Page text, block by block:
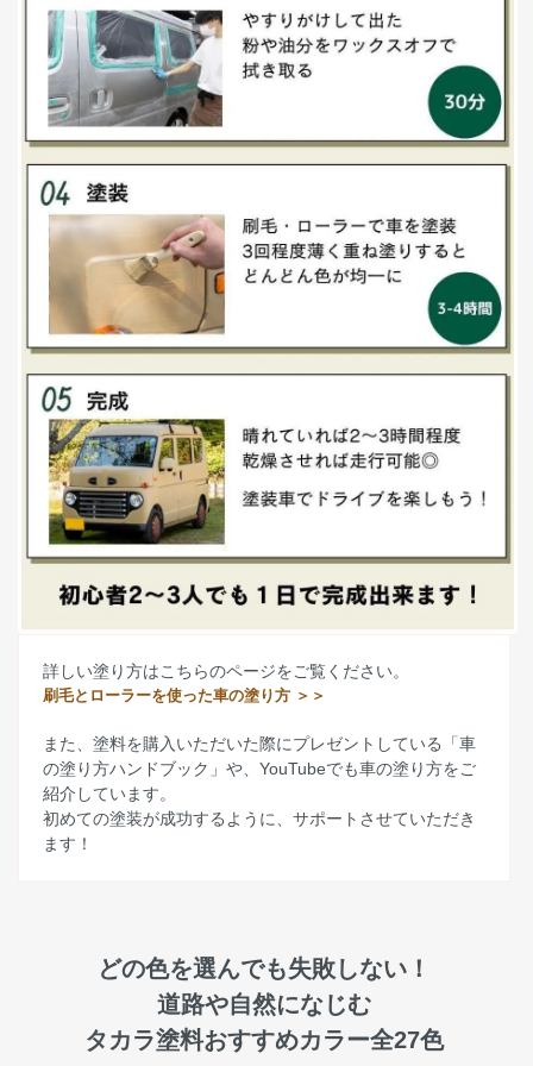
詳しい塗り方はこちらのページをご覧ください。
刷毛とローラーを使った車の塗り方 ＞＞
また、塗料を購入いただいた際にプレゼントしている「車
の塗り方ハンドブック」や、YouTubeでも車の塗り方をご
紹介しています。
初めての塗装が成功するように、サポートさせていただき
ます！
どの色を選んでも失敗しない！
道路や自然になじむ
タカラ塗料おすすめカラー全27色